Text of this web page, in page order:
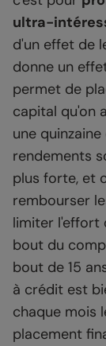
ultra-
d'un effet de
donne un
permet de
capital qu'on
une
rendements
plus forte, et
rembourser
limiter l'effort
bout du
bout de 15
à crédit est
chaque mois
placement